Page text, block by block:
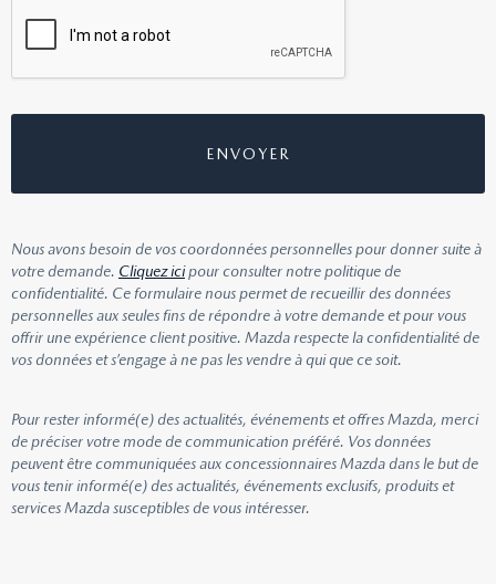
Nous avons besoin de vos coordonnées personnelles pour donner suite à
votre demande. Cliquez icipour consulter notre politique de
confidentialité. Ce formulaire nous permet de recueillir des données
personnelles aux seules fins de répondre à votre demande et pour vous
offrir une expérience client positive. Mazda respecte la confidentialité de
vos données et s’engage à ne pas les vendre à qui que ce soit.
Pour rester informé(e) des actualités, événements et offres Mazda, merci
de préciser votre mode de communication préféré. Vos données
peuvent être communiquées aux concessionnaires Mazda dans le but de
vous tenir informé(e) des actualités, événements exclusifs, produits et
services Mazda susceptibles de vous intéresser.